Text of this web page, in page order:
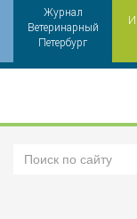
Журнал
Ветеринарный
Петербург